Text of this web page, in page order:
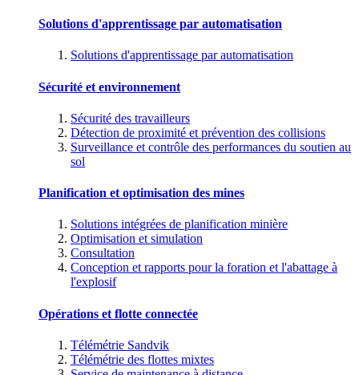
Solutions d'apprentissage par automatisation
Solutions d'apprentissage par automatisation
Sécurité et environnement
Sécurité des travailleurs
Détection de proximité et prévention des collisions
Surveillance et contrôle des performances du soutien au
sol
Planification et optimisation des mines
Solutions intégrées de planification minière
Optimisation et simulation
Consultation
Conception et rapports pour la foration et l'abattage à
l'explosif
Opérations et flotte connectée
Télémétrie Sandvik
Télémétrie des flottes mixtes